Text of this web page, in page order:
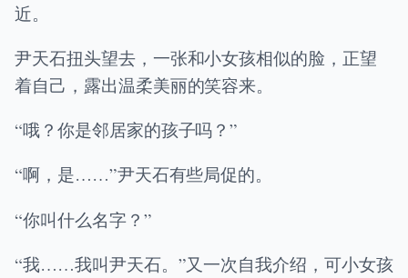
近。
尹天石扭头望去，一张和小女孩相似的脸，正望
着自己，露出温柔美丽的笑容来。
“哦？你是邻居家的孩子吗？”
“啊，是……”尹天石有些局促的。
“你叫什么名字？”
“我……我叫尹天石。”又一次自我介绍，可小女孩